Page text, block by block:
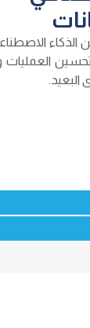
لتحسين العمليات
البعيد.